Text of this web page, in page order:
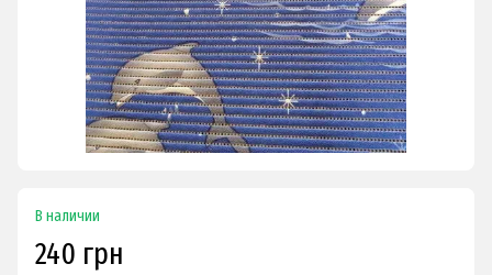
В наличии
240 грн